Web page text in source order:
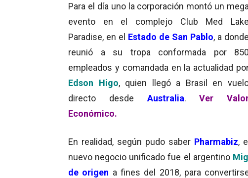
Para el día uno la corporación montó un mega
evento en el complejo Club Med Lake
Paradise, en el Estado de San Pablo, a donde
reunió a su tropa conformada por 850
empleados y comandada en la actualidad
Edson Higo, quien llegó a Brasil en
directo desde Australia.Ver
Económico.
En realidad, según pudo saber Pharmabiz,
nuevo negocio unificado fue el argentino
de origen a fines del 2018, para